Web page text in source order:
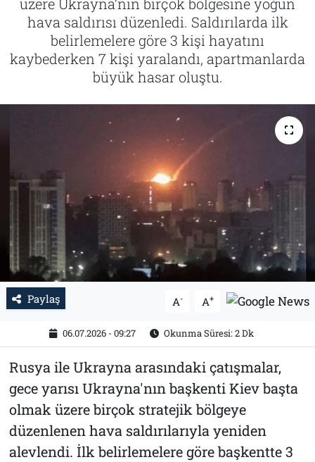
üzere Ukrayna’nın birçok bölgesine yoğun
hava saldırısı düzenledi. Saldırılarda ilk
belirlemelere göre 3 kişi hayatını
kaybederken 7 kişi yaralandı, apartmanlarda
büyük hasar oluştu.
Paylaş A- A+
06.07.2026 - 09:27 Okunma Süresi: 2 Dk
Rusya ile Ukrayna arasındaki çatışmalar,
gece yarısı Ukrayna'nın başkenti Kiev başta
olmak üzere birçok stratejik bölgeye
düzenlenen hava saldırılarıyla yeniden
alevlendi. İlk belirlemelere göre başkentte 3
Tarih
İletişim
Künye